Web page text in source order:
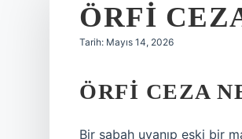
ÖRFI
Tarih: Mayıs 14, 2026
ÖRFI CEZA
Bir sabah uyanıp eski bir